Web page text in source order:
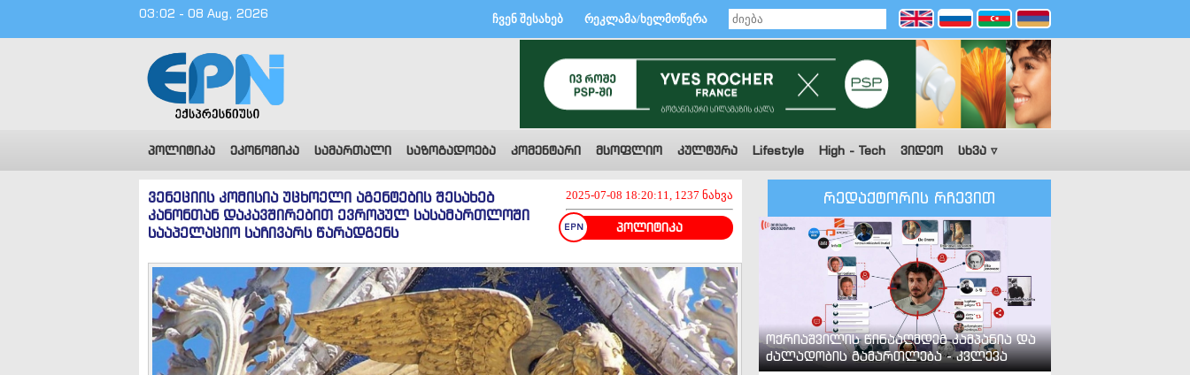
03:02 - 08 Aug, 2026 ჩვენ შესახებ რეკლამა/ხელმოწერა
პოლიტიკა ეკონომიკა სამართალი საზოგადოება კომენტარი მსოფლიო კულტურა Lifestyle High - Tech ვიდეო სხვა ▿
2025-07-08 18:20:11, 1237 ნახვა
პოლიტიკა
ვენეციის კომისია უცხოელი აგენტების შესახებ
კანონთან დაკავშირებით ევროპულ სასამართლოში
სააპელაციო საჩივარს წარადგენს
რედაქტორის რჩევით
ოქრიაშვილის წინააღმდეგ კამპანია და
ძალადობის გამართლება - კვლევა